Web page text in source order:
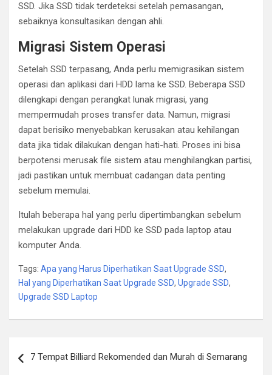
SSD. Jika SSD tidak terdeteksi setelah pemasangan,
sebaiknya konsultasikan dengan ahli.
Migrasi Sistem Operasi
Setelah SSD terpasang, Anda perlu memigrasikan sistem
operasi dan aplikasi dari HDD lama ke SSD. Beberapa SSD
dilengkapi dengan perangkat lunak migrasi, yang
mempermudah proses transfer data. Namun, migrasi
dapat berisiko menyebabkan kerusakan atau kehilangan
data jika tidak dilakukan dengan hati-hati. Proses ini bisa
berpotensi merusak file sistem atau menghilangkan partisi,
jadi pastikan untuk membuat cadangan data penting
sebelum memulai.
Itulah beberapa hal yang perlu dipertimbangkan sebelum
melakukan upgrade dari HDD ke SSD pada laptop atau
komputer Anda.
Tags: Apa yang Harus Diperhatikan Saat Upgrade SSD,
Hal yang Diperhatikan Saat Upgrade SSD, Upgrade SSD,
Upgrade SSD Laptop
navigation
7 Tempat Billiard Rekomended dan Murah di Semarang